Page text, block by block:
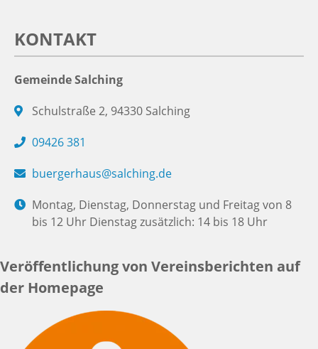
KONTAKT
Gemeinde Salching
Schulstraße 2, 94330 Salching
09426 381
buergerhaus@salching.de
Montag, Dienstag, Donnerstag und Freitag von 8
bis 12 Uhr Dienstag zusätzlich: 14 bis 18 Uhr
Veröffentlichung von Vereinsberichten auf
der Homepage